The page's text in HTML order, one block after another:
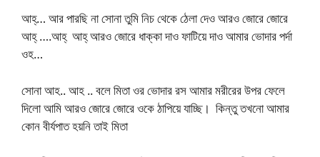
আহ্… আর পারছি না সোনা তুমি নিচ থেকে ঠেলা দেও আরও জোরে জোরে
আহ্ ….আহ্ আহ্ আরও জোরে ধাক্কা দাও ফাটিয়ে দাও আমার ভোদার পর্দা
ওহ…
সোনা আহ.. আহ .. বলে মিতা ওর ভোদার রস আমার মরীরের উপর ফেলে
দিলো আমি আরও জোরে জোরে ওকে ঠাপিয়ে যাচ্ছি। কিন্তু তখনো আমার
কোন বীর্যপাত হয়নি তাই মিতা